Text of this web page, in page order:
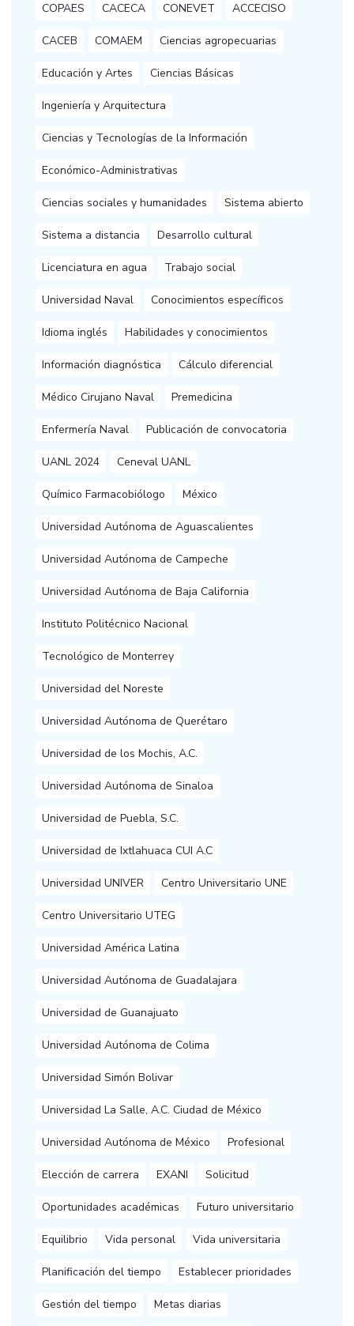
COPAES CACECA CONEVET ACCECISO
CACEB COMAEM Ciencias agropecuarias
Educación y Artes Ciencias Básicas
Ingeniería y Arquitectura
Ciencias y Tecnologías de la Información
Económico-Administrativas
Ciencias sociales y humanidades Sistema abierto
Sistema a distancia Desarrollo cultural
Licenciatura en agua Trabajo social
Universidad Naval Conocimientos específicos
Idioma inglés Habilidades y conocimientos
Información diagnóstica Cálculo diferencial
Médico Cirujano Naval Premedicina
Enfermería Naval Publicación de convocatoria
UANL 2024 Ceneval UANL
Químico Farmacobiólogo México
Universidad Autónoma de Aguascalientes
Universidad Autónoma de Campeche
Universidad Autónoma de Baja California
Instituto Politécnico Nacional
Tecnológico de Monterrey
Universidad del Noreste
Universidad Autónoma de Querétaro
Universidad de los Mochis, A.C.
Universidad Autónoma de Sinaloa
Universidad de Puebla, S.C.
Universidad de Ixtlahuaca CUI A.C
Universidad UNIVER Centro Universitario UNE
Centro Universitario UTEG
Universidad América Latina
Universidad Autónoma de Guadalajara
Universidad de Guanajuato
Universidad Autónoma de Colima
Universidad Simón Bolivar
Universidad La Salle, A.C. Ciudad de México
Universidad Autónoma de México Profesional
Elección de carrera EXANI Solicitud
Oportunidades académicas Futuro universitario
Equilibrio Vida personal Vida universitaria
Planificación del tiempo Establecer prioridades
Gestión del tiempo Metas diarias